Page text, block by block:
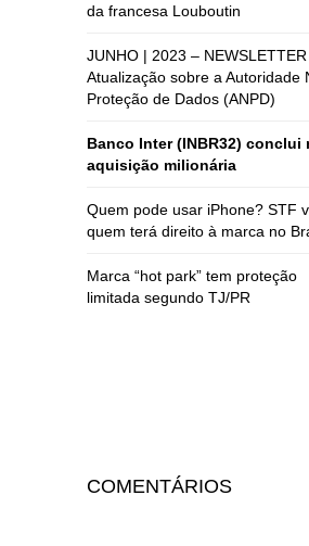
da francesa Louboutin
JUNHO | 2023 –
Atualização sobre a Autoridade
Proteção de Dados (ANPD)
Banco Inter (INBR32) conclui
aquisição milionária
Quem pode usar iPhone? STF
quem terá direito à marca no
Marca “hot park” tem proteção
limitada segundo TJ/PR
COMENTÁRIOS